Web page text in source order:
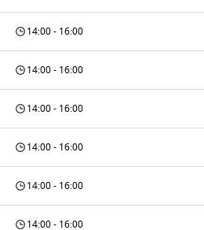
14:00 - 16:00
14:00 - 16:00
14:00 - 16:00
14:00 - 16:00
14:00 - 16:00
14:00 - 16:00